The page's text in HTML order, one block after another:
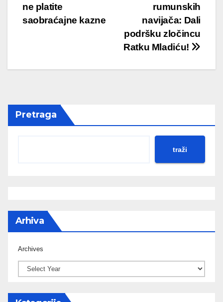
rumunskih
navijača: Dali
podršku zločincu
Ratku Mladiću!
ne platite
saobraćajne kazne
Pretraga
traži
Arhiva
Archives